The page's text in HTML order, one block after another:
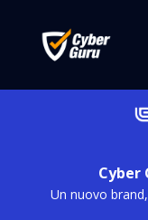
Cyber
Un nuovo